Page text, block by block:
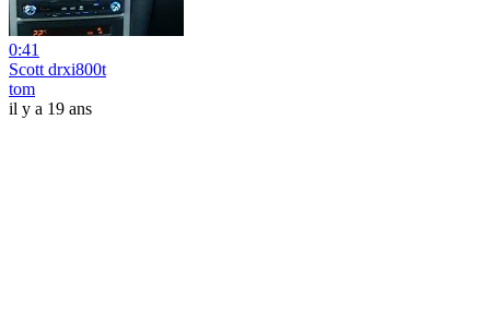
0:41
Scott drxi800t
tom
il y a 19 ans